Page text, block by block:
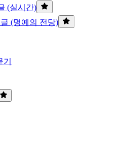
(실시간)
(명예의 전당)